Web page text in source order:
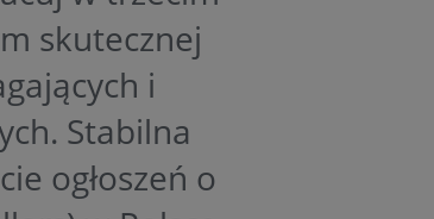
skutecznej
i
Stabilna
ogłoszeń o